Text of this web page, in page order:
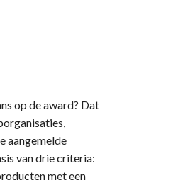
op de award? Dat
aangemelde
van drie criteria:
met een